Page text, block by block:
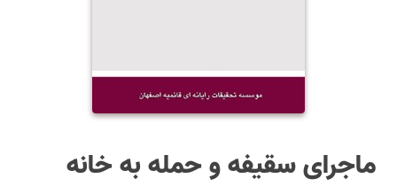
ماجرای سقیفه و حمله به خانه